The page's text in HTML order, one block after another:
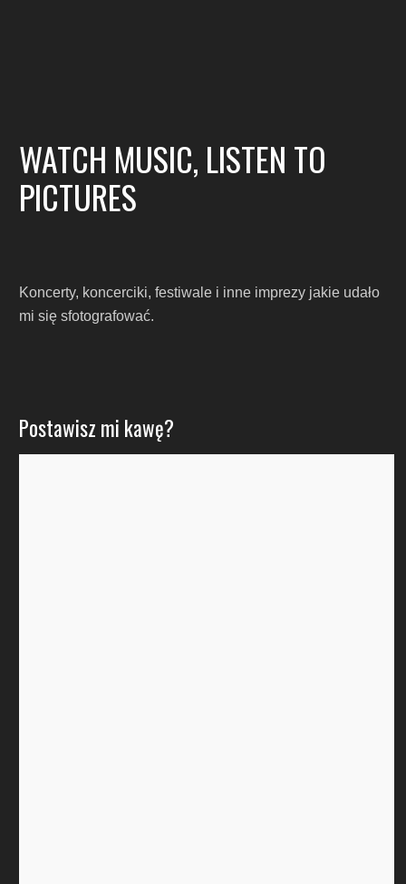
WATCH MUSIC, LISTEN TO
PICTURES
Koncerty, koncerciki, festiwale i inne imprezy jakie udało
mi się sfotografować.
Postawisz mi kawę?